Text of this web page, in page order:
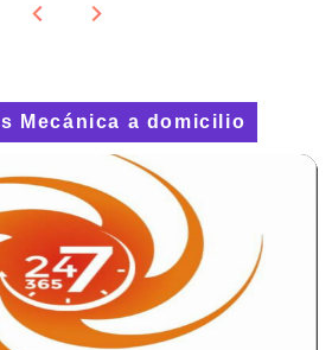
Mecánica a domicilio